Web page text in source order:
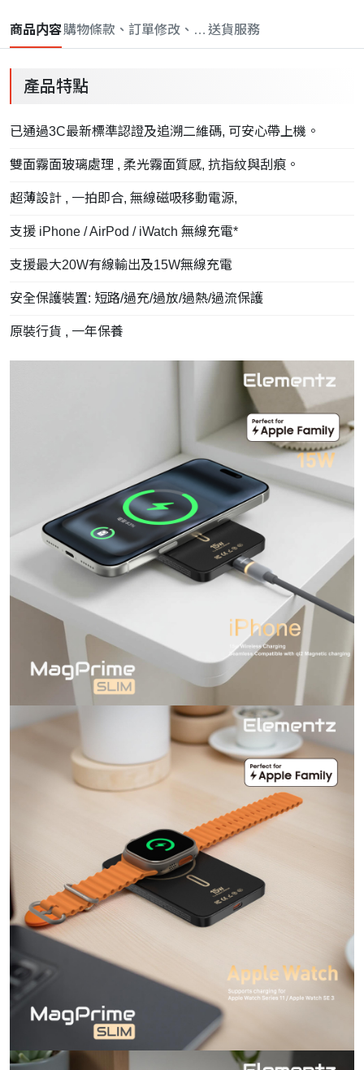
商品内容購物條款、訂單修改、取消與退款政策
送貨服務
產品特點
已通過3C最新標準認證及追溯二維碼, 可安心帶上機。
雙面霧面玻璃處理 , 柔光霧面質感, 抗指紋與刮痕。
超薄設計 , 一拍即合, 無線磁吸移動電源,
支援 iPhone / AirPod / iWatch 無線充電*
支援最大20W有線輸出及15W無線充電
安全保護裝置: 短路/過充/過放/過熱/過流保護
原裝行貨 , 一年保養